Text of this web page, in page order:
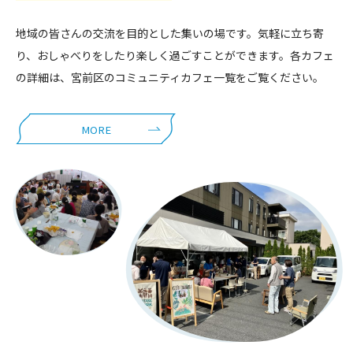
地域の皆さんの交流を目的とした集いの場です。気軽に立ち寄
り、おしゃべりをしたり楽しく過ごすことができます。各カフェ
の詳細は、宮前区のコミュニティカフェ一覧をご覧ください。
MORE